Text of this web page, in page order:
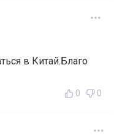
в Китай.Благо
0 0